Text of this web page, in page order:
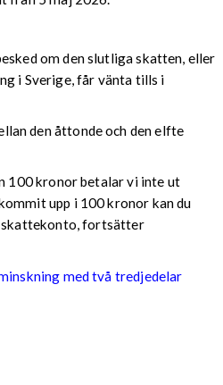
om den slutliga skatten, eller
i Sverige, får vänta tills i
den åttonde och den elfte
100 kronor betalar vi inte ut
upp i 100 kronor kan du
fortsätter
med två tredjedelar